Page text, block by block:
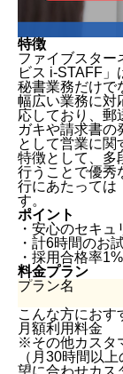
特徴
ファイブスター
ビス i-STAFF」
秘書業務だけで
幅広い業務に対
応しており、郵
ガキや請求書の
として営業に関
特徴として、多
行うことで優秀
行にあたっては
す。
ポイント
・安心のセキ
・計6時間のお
・採用合格率
料金プラン
プラン名
こんな方におす
月額利用料金
※その他カスタ
（月30時間以